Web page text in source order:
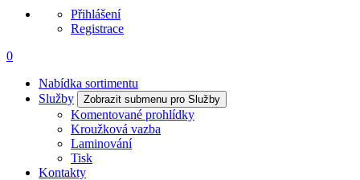
Přihlášení
Registrace
0
Nabídka sortimentu
Služby
Zobrazit submenu pro Služby
Komentované prohlídky
Kroužková vazba
Laminování
Tisk
Kontakty